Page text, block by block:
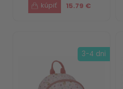
15.79 €
3-4 dni